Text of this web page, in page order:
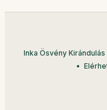
Inka Ösvény Kirándulás